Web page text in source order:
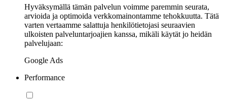
Hyväksymällä tämän palvelun voimme paremmin seurata,
arvioida ja optimoida verkkomainontamme tehokkuutta. Tätä
varten vertaamme salattuja henkilötietojasi seuraavien
ulkoisten palveluntarjoajien kanssa, mikäli käytät jo heidän
palvelujaan:
Google Ads
Performance